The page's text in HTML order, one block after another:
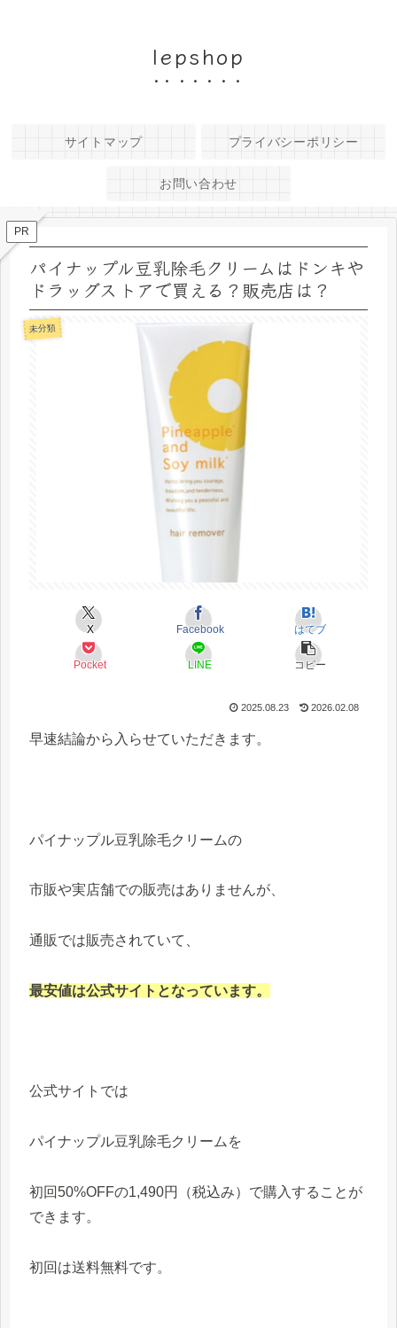
lepshop
サイトマップ プライバシーポリシー
お問い合わせ
PR
パイナップル豆乳除毛クリームはドンキや
ドラッグストアで買える？販売店は？
未分類
X Facebook はてブ
Pocket LINE コピー
2025.08.23 2026.02.08
早速結論から入らせていただきます。
パイナップル豆乳除毛クリームの
市販や実店舗での販売はありませんが、
通販では販売されていて、
最安値は公式サイトとなっています。
公式サイトでは
パイナップル豆乳除毛クリームを
初回50%OFFの1,490円（税込み）で購入することが
できます。
初回は送料無料です。